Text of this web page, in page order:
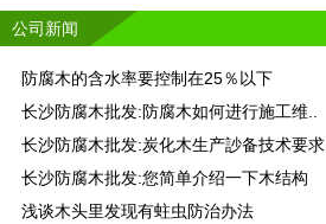
公司新闻
防腐木的含水率要控制在25％以下
长沙防腐木批发:防腐木如何进行施工维..
长沙防腐木批发:炭化木生产訬备技术要求
长沙防腐木批发:您简单介绍一下木结构
浅谈木头里发现有蛀虫防治办法